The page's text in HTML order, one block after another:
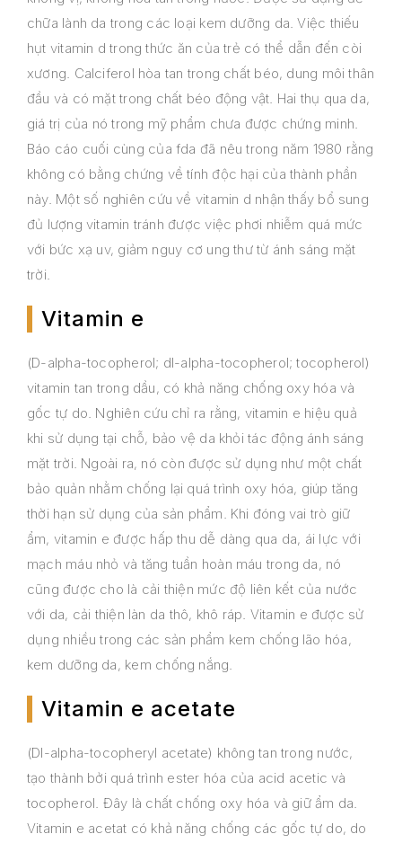
chữa lành da trong các loại kem dưỡng da. Việc thiếu
hụt vitamin d trong thức ăn của trẻ có thể dẫn đến còi
xương. Calciferol hòa tan trong chất béo, dung môi thân
đầu và có mặt trong chất béo động vật. Hai thụ qua da,
giá trị của nó trong mỹ phẩm chưa được chứng minh.
Báo cáo cuối cùng của fda đã nêu trong năm 1980 rằng
không có bằng chứng về tính độc hại của thành phần
này. Một số nghiên cứu về vitamin d nhận thấy bổ sung
đủ lượng vitamin tránh được việc phơi nhiễm quá mức
với bức xạ uv, giảm nguy cơ ung thư từ ánh sáng mặt
trời.
Vitamin e
(D-alpha-tocopherol; dl-alpha-tocopherol; tocopherol)
vitamin tan trong dầu, có khả năng chống oxy hóa và
gốc tự do. Nghiên cứu chỉ ra rằng, vitamin e hiệu quả
khi sử dụng tại chỗ, bảo vệ da khỏi tác động ánh sáng
mặt trời. Ngoài ra, nó còn được sử dụng như một chất
bảo quản nhằm chống lại quá trình oxy hóa, giúp tăng
thời hạn sử dụng của sản phẩm. Khi đóng vai trò giữ
ẩm, vitamin e được hấp thu dễ dàng qua da, ái lực với
mạch máu nhỏ và tăng tuần hoàn máu trong da, nó
cũng được cho là cải thiện mức độ liên kết của nước
với da, cải thiện làn da thô, khô ráp. Vitamin e được sử
dụng nhiều trong các sản phẩm kem chống lão hóa,
kem dưỡng da, kem chống nắng.
Vitamin e acetate
(Dl-alpha-tocopheryl acetate) không tan trong nước,
tạo thành bởi quá trình ester hóa của acid acetic và
tocopherol. Đây là chất chống oxy hóa và giữ ẩm da.
Vitamin e acetat có khả năng chống các gốc tự do, do